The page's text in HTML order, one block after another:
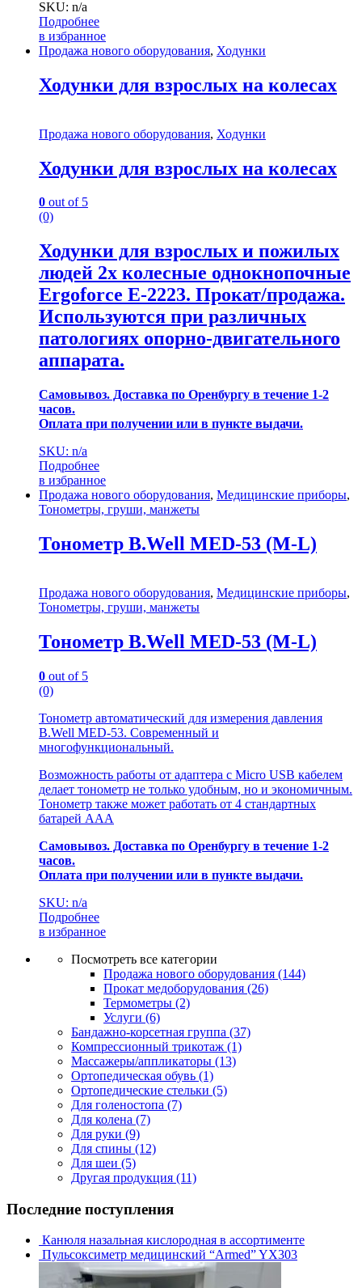
SKU: n/a
Подробнее
в избранное
Продажа нового оборудования, Ходунки
Ходунки для взрослых на колесах
Продажа нового оборудования, Ходунки
Ходунки для взрослых на колесах
0 out of 5
(0)
Ходунки для взрослых и пожилых
людей 2х колесные однокнопочные
Ergoforce Е-2223. Прокат/продажа.
Используются при различных
патологиях опорно-двигательного
аппарата.
Самовывоз. Доставка по Оренбургу в течение 1-2
часов.
Оплата при получении или в пункте выдачи.
SKU: n/a
Подробнее
в избранное
Продажа нового оборудования, Медицинские приборы,
Тонометры, груши, манжеты
Тонометр B.Well MED-53 (M-L)
Продажа нового оборудования, Медицинские приборы,
Тонометры, груши, манжеты
Тонометр B.Well MED-53 (M-L)
0 out of 5
(0)
Тонометр автоматический для измерения давления
B.Well MED-53. Современный и
многофункциональный.
Возможность работы от адаптера с Micro USB кабелем
делает тонометр не только удобным, но и экономичным.
Тонометр также может работать от 4 стандартных
батарей ААА
Самовывоз. Доставка по Оренбургу в течение 1-2
часов.
Оплата при получении или в пункте выдачи.
SKU: n/a
Подробнее
в избранное
Посмотреть все категории
Продажа нового оборудования (144)
Прокат медоборудования (26)
Термометры (2)
Услуги (6)
Бандажно-корсетная группа (37)
Компрессионный трикотаж (1)
Массажеры/аппликаторы (13)
Ортопедическая обувь (1)
Ортопедические стельки (5)
Для голеностопа (7)
Для колена (7)
Для руки (9)
Для спины (12)
Для шеи (5)
Другая продукция (11)
Последние поступления
Канюля назальная кислородная в ассортименте
Пульсоксиметр медицинский “Armed” YX303